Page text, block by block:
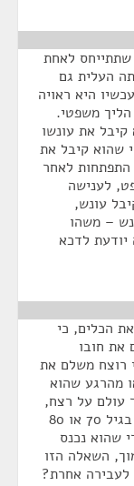
לאחת
העלית גם
היא ראויה
משפטי.
את עונשו
שהוא קיבל את
לאחר
לענישה
עונש,
– משהו
לדכא
הכלים, כי
את חובו
רוצח משלם את
מהרגע שהוא
עולם על רצח,
האם הוא יכול לכתוב את הספר כשהוא יוצא בגיל 70 או 80
שהוא נכנס
השאלה הזו
לעבירה אחרת?